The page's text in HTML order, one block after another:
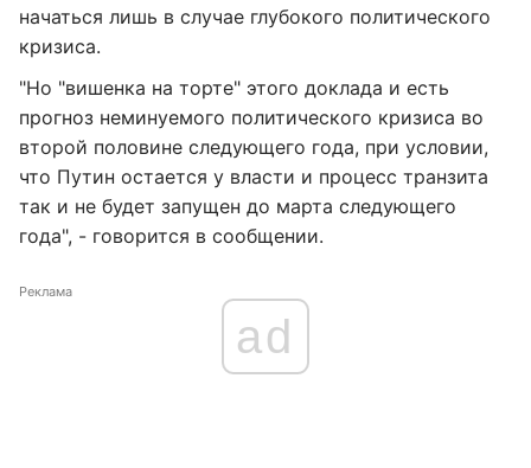
начаться лишь в случае глубокого политического
кризиса.
"Но "вишенка на торте" этого доклада и есть
прогноз неминуемого политического кризиса во
второй половине следующего года, при условии,
что Путин остается у власти и процесс транзита
так и не будет запущен до марта следующего
года", - говорится в сообщении.
Реклама
ad